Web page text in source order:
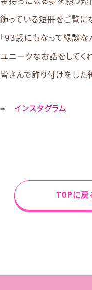
飾っている短冊をご覧に
「93歳にもなって縁談な
ユニークなお話をしてく
皆さんで飾り付けをした
⇒ インスタグラム
TOPに戻